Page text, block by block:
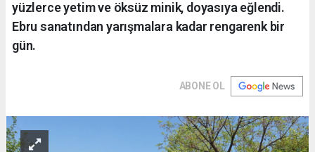
yüzlerce yetim ve öksüz minik, doyasıya eğlendi.
Ebru sanatından yarışmalara kadar rengarenk bir
gün.
ABONE OL